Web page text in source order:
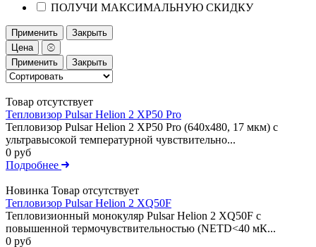
ПОЛУЧИ МАКСИМАЛЬНУЮ СКИДКУ
Применить
Закрыть
Цена
Применить
Закрыть
Товар отсутствует
Тепловизор Pulsar Helion 2 XP50 Pro
Тепловизор Pulsar Helion 2 XP50 Pro (640x480, 17 мкм) с
ультравысокой температурной чувствительно...
0 руб
Подробнее
Новинка Товар отсутствует
Тепловизор Pulsar Helion 2 XQ50F
Тепловизионный монокуляр Pulsar Helion 2 XQ50F с
повышенной термочувствительностью (NETD<40 мК...
0 руб